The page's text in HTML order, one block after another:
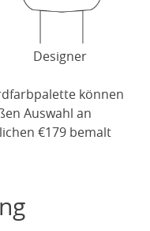
Designer
können
Auswahl an
€179 bemalt